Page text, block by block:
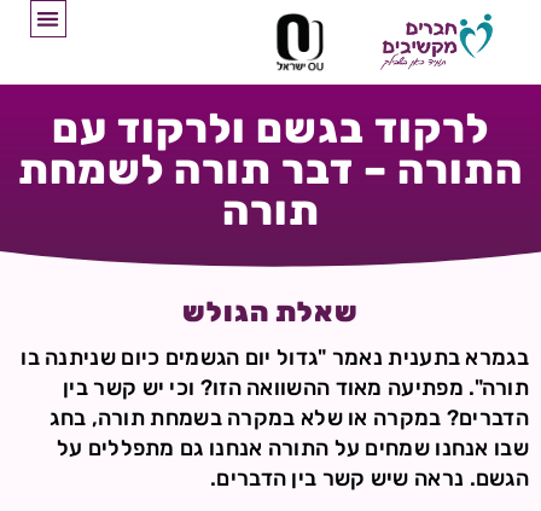
לרקוד בגשם ולרקוד עם
התורה – דבר תורה לשמחת
תורה
שאלת הגולש
בגמרא בתענית נאמר "גדול יום הגשמים כיום שניתנה בו
תורה". מפתיעה מאוד ההשוואה הזו? וכי יש קשר בין
הדברים? במקרה או שלא במקרה בשמחת תורה, בחג
שבו אנחנו שמחים על התורה אנחנו גם מתפללים על
הגשם. נראה שיש קשר בין הדברים.